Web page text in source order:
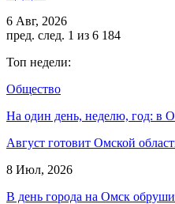
6 Авг, 2026
пред. след. 1 из 6 184
Топ недели:
Общество
На один день, неделю, год: в
Август готовит Омской
8 Июл, 2026
В день города на Омск